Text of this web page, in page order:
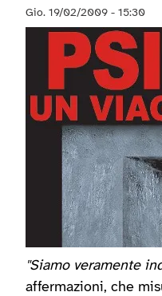
Gio. 19/02/2009 - 15:30
"Siamo veramente
affermazioni, che